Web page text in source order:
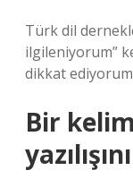
Türk dil
ilgileniyorum”
dikkat
Bir